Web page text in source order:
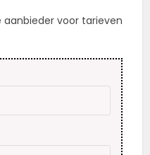
voor tarieven